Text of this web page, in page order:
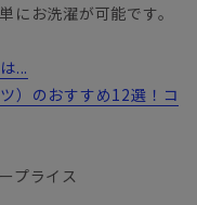
にお洗濯が可能です。
...
）のおすすめ12選！コ
プライス